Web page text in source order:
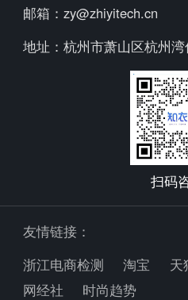
美念
炼丹炉
公司动态
邮箱： zy@zhiyitech.cn
地址： 杭州市萧山区杭州
扫码
友情链接：
浙江电商检测
淘宝 天
网经社
时尚趋势